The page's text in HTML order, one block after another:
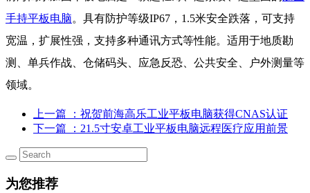
手持平板电脑。具有防护等级IP67，1.5米安全跌落，可支持
宽温，扩展性强，支持多种通讯方式等性能。适用于地质勘
测、单兵作战、仓储码头、应急反恐、公共安全、户外测量等
领域。
上一篇
：祝贺前海高乐工业平板电脑获得CNAS认证
下一篇
：21.5寸安卓工业平板电脑远程医疗应用前景
为您推荐